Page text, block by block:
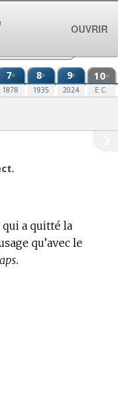
7e
1878
8e
1935
9e
2024
10e
E.C.
a quitté la
qu’avec le
OUVRIR